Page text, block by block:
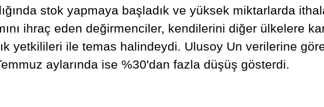
stok yapmaya başladık ve yüksek miktarlarda
ihraç eden değirmenciler, kendilerini diğer ülkelere
yetkilileri ile temas halindeydi. Ulusoy Un verilerine
aylarında ise %30'dan fazla düşüş gösterdi.